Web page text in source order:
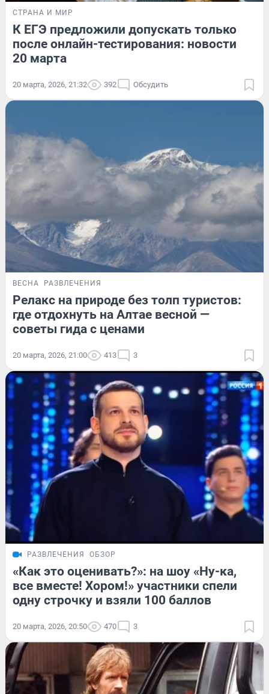
СТРАНА И МИР
К ЕГЭ предложили допускать только
после онлайн-тестирования: новости
20 марта
20 марта, 2026, 21:32 392 Обсудить
ВЕСНА РАЗВЛЕЧЕНИЯ
Релакс на природе без толп туристов:
где отдохнуть на Алтае весной —
советы гида с ценами
20 марта, 2026, 21:00 413 3
РАЗВЛЕЧЕНИЯ ОБЗОР
«Как это оценивать?»: на шоу «Ну-ка,
все вместе! Хором!» участники спели
одну строчку и взяли 100 баллов
20 марта, 2026, 20:50 470 3